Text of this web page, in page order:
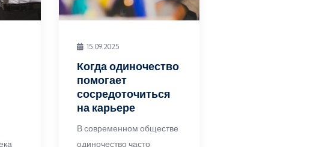
15.09.2025
Когда одиночество
помогает
сосредоточиться
на карьере
В современном обществе
одиночество часто